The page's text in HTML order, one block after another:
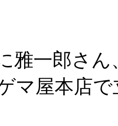
雅一郎さん
マ屋本店